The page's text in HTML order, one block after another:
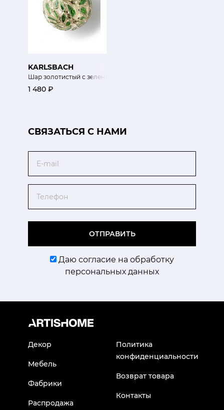
KARLSBACH
Шар золотистый с зеленым узором
1 480 ₽
CВЯЗАТЬСЯ С НАМИ
ОТПРАВИТЬ
Даю согласие на обработку
персональных данных
Декор
Мебель
Фабрики
Распродажа
Политика
конфиденциальности
Возврат товара
Контакты